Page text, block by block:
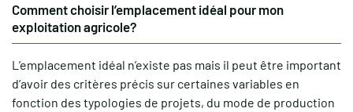
Comment choisir l’emplacement idéal pour mon
exploitation agricole?
L’emplacement idéal n’existe pas mais il peut être important
d’avoir des critères précis sur certaines variables en
fonction des typologies de projets, du mode de production